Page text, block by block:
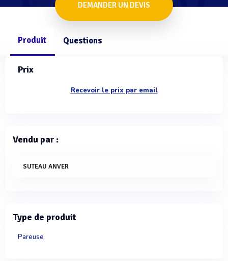
DEMANDER UN DEVIS
Produit Questions
Prix
Recevoir le prix par email
Vendu par :
SUTEAU ANVER
Type de produit
Pareuse